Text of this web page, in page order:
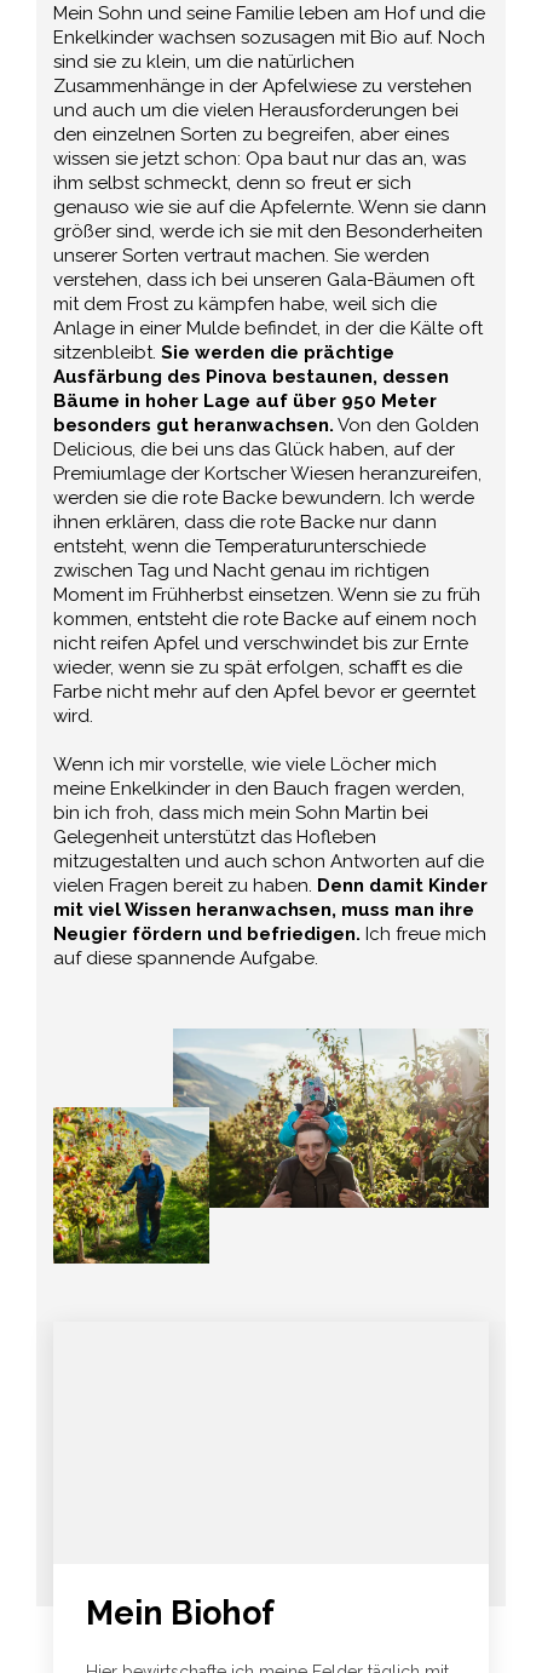
Mein Sohn und seine Familie leben am Hof und die
Enkelkinder wachsen sozusagen mit Bio auf. Noch
sind sie zu klein, um die natürlichen
Zusammenhänge in der Apfelwiese zu verstehen
und auch um die vielen Herausforderungen bei
den einzelnen Sorten zu begreifen, aber eines
wissen sie jetzt schon: Opa baut nur das an, was
ihm selbst schmeckt, denn so freut er sich
genauso wie sie auf die Apfelernte. Wenn sie dann
größer sind, werde ich sie mit den Besonderheiten
unserer Sorten vertraut machen. Sie werden
verstehen, dass ich bei unseren Gala-Bäumen oft
mit dem Frost zu kämpfen habe, weil sich die
Anlage in einer Mulde befindet, in der die Kälte oft
sitzenbleibt.Sie werden die prächtige
Ausfärbung des Pinova bestaunen, dessen
Bäume in hoher Lage auf über 950 Meter
besonders gut heranwachsen. Von den Golden
Delicious, die bei uns das Glück haben, auf der
Premiumlage der Kortscher Wiesen heranzureifen,
werden sie die rote Backe bewundern. Ich werde
ihnen erklären, dass die rote Backe nur dann
entsteht, wenn die Temperaturunterschiede
zwischen Tag und Nacht genau im richtigen
Moment im Frühherbst einsetzen. Wenn sie zu früh
kommen, entsteht die rote Backe auf einem noch
nicht reifen Apfel und verschwindet bis zur Ernte
wieder, wenn sie zu spät erfolgen, schafft es die
Farbe nicht mehr auf den Apfel bevor er geerntet
wird.
Wenn ich mir vorstelle, wie viele Löcher mich
meine Enkelkinder in den Bauch fragen werden,
bin ich froh, dass mich mein Sohn Martin bei
Gelegenheit unterstützt das Hofleben
mitzugestalten und auch schon Antworten auf die
vielen Fragen bereit zu haben. Denn damit Kinder
mit viel Wissen heranwachsen, muss man ihre
Neugier fördern und befriedigen. Ich freue mich
auf diese spannende Aufgabe.
Mein Biohof